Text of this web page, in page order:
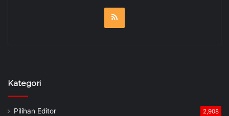
Kategori
Pilihan Editor 2,908